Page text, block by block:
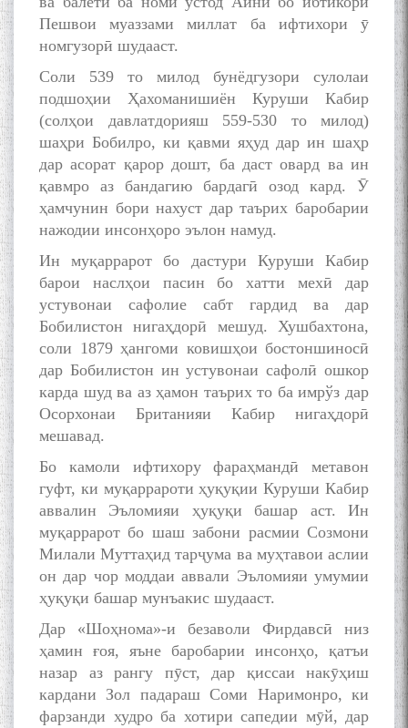
Пешвои муаззами миллат ба ифтихори ӯ
номгузорӣ шудааст.
Соли 539 то милод бунёдгузори сулолаи
подшоҳии Ҳахоманишиён Куруши Кабир
(солҳои давлатдорияш 559-530 то милод)
шаҳри Бобилро, ки қавми яҳуд дар ин шаҳр
дар асорат қарор дошт, ба даст овард ва ин
қавмро аз бандагию бардагӣ озод кард. Ӯ
ҳамчунин бори нахуст дар таърих баробарии
нажодии инсонҳоро эълон намуд.
Ин муқаррарот бо дастури Куруши Кабир
барои наслҳои пасин бо хатти мехӣ дар
устувонаи сафолие сабт гардид ва дар
Бобилистон нигаҳдорӣ мешуд. Хушбахтона,
соли 1879 ҳангоми ковишҳои бостоншиносӣ
дар Бобилистон ин устувонаи сафолӣ ошкор
карда шуд ва аз ҳамон таърих то ба имрўз дар
Осорхонаи Британияи Кабир нигаҳдорӣ
мешавад.
Бо камоли ифтихору фараҳмандӣ метавон
гуфт, ки муқаррароти ҳуқуқии Куруши Кабир
аввалин Эъломияи ҳуқуқи башар аст. Ин
муқаррарот бо шаш забони расмии Созмони
Милали Муттаҳид тарҷума ва муҳтавои аслии
он дар чор моддаи аввали Эъломияи умумии
ҳуқуқи башар мунъакис шудааст.
Дар «Шоҳнома»-и безаволи Фирдавсӣ низ
ҳамин ғоя, яъне баробарии инсонҳо, қатъи
назар аз рангу пӯст, дар қиссаи накӯҳиш
кардани Зол падараш Соми Наримонро, ки
фарзанди худро ба хотири сапедии мӯй, дар
Дар Академияи миллии
ба 100-солагии мунаққиду
адабиётшинос Соҳиб
Табаров ҳамоиши илмӣ-
назариявӣ баргузор гардид.
МАВЛОНО ҶАЛОЛИДДИНИ
БАЛХӢ БУЗУРГТАРИН
МУТАФАККИР ВА ОРИФИ
ЗАБОНУ АДАБИ ТОҶИК
به عبارت دیگر: گفتگو با مومن
قناعت Mumin Qanoat
Сухбати навқаламон бо
Муъмин Қаноат\Meeting of
young talents with Mumyin
Kanoat